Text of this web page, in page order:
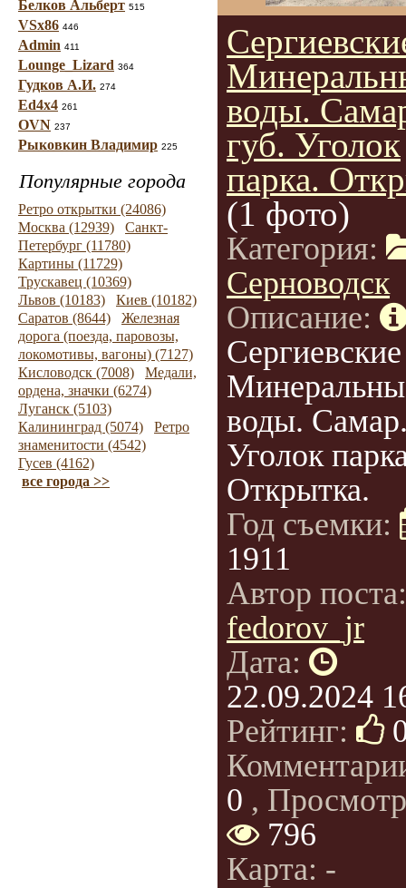
Белков Альберт 515
VSx86 446
Admin 411
Lounge_Lizard 364
Гудков А.И. 274
Ed4x4 261
OVN 237
Рыковкин Владимир 225
Популярные города
Ретро открытки (24086)
Москва (12939)
Санкт-
Петербург (11780)
Картины (11729)
Трускавец (10369)
Львов (10183)
Киев (10182)
Саратов (8644)
Железная
дорога (поезда, паровозы,
локомотивы, вагоны) (7127)
Кисловодск (7008)
Медали,
ордена, значки (6274)
Луганск (5103)
Калининград (5074)
Ретро
знаменитости (4542)
Гусев (4162)
все города >>
воды.
губ. Уголок
парка.
(1 фото)
Категория:
Серноводск
Описание:
Сергиевские
воды.
Уголок
Открытка.
Год съемки:
1911
Автор
fedorov_jr
Дата:
22.09.2024
Рейтинг:
0 ,
796
Карта: -